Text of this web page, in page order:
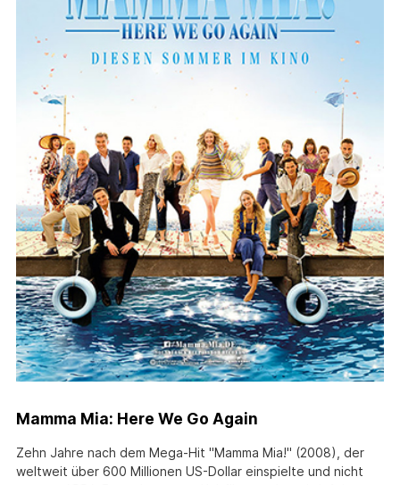
Mamma Mia: Here We Go Again
Zehn Jahre nach dem Mega-Hit "Mamma Mia!" (2008), der
weltweit über 600 Millionen US-Dollar einspielte und nicht